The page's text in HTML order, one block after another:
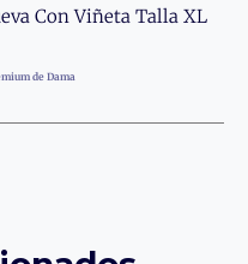
Con Viñeta Talla XL
de Dama